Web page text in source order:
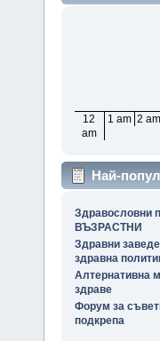
12
am
1 am 2 am
Най-
Здравословни
ВЪЗРАСТНИ
Здравни
здравна
Алтернативна
здраве
Форум за
подкрепа